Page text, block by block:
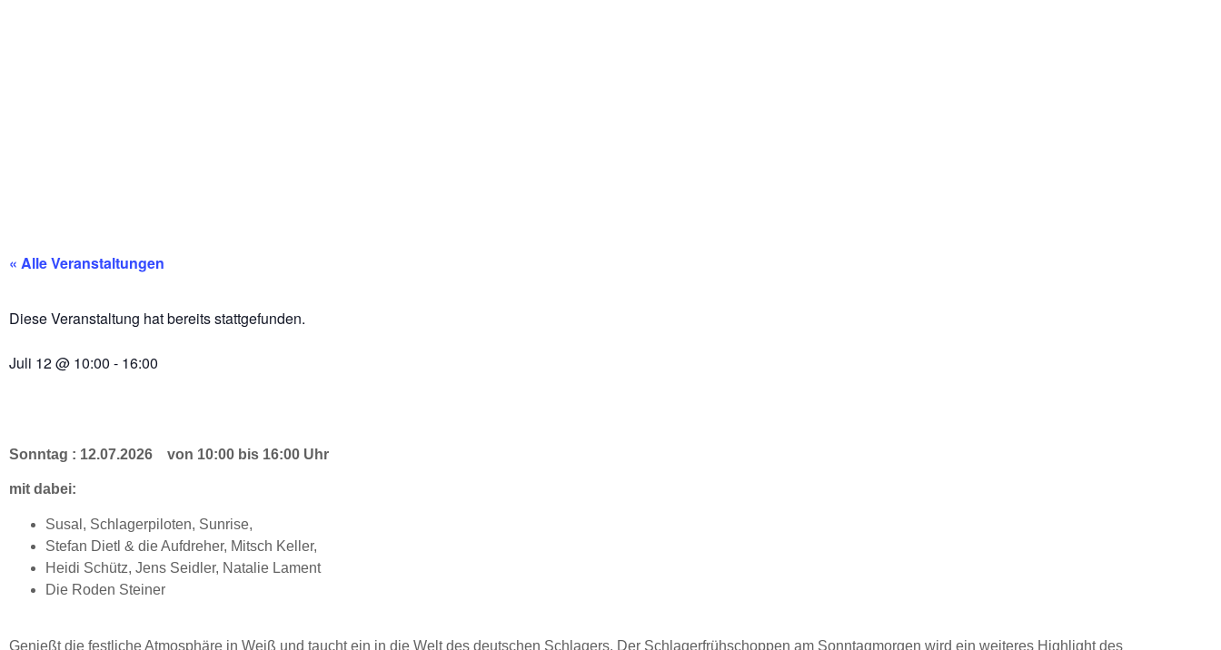
« Alle Veranstaltungen
Diese Veranstaltung hat bereits stattgefunden.
Juli 12@ 10:00 - 16:00
Sonntag : 12.07.2026 von 10:00 bis 16:00 Uhr
mit dabei:
Susal, Schlagerpiloten, Sunrise,
Stefan Dietl & die Aufdreher, Mitsch Keller,
Heidi Schütz, Jens Seidler, Natalie Lament
Die Roden Steiner
Genießt die festliche Atmosphäre in Weiß und taucht ein in die Welt des deutschen Schlagers. Der Schlagerfrühschoppen am Sonntagmorgen wird ein weiteres Highlight des